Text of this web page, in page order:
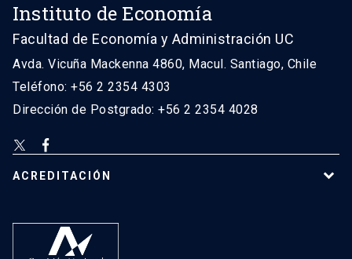
Instituto de Economía
Facultad de Economía y Administración UC
Avda. Vicuña Mackenna 4860, Macul. Santiago, Chile
Teléfono: +56 2 2354 4303
Dirección de Postgrado: +56 2 2354 4028
ACREDITACIÓN